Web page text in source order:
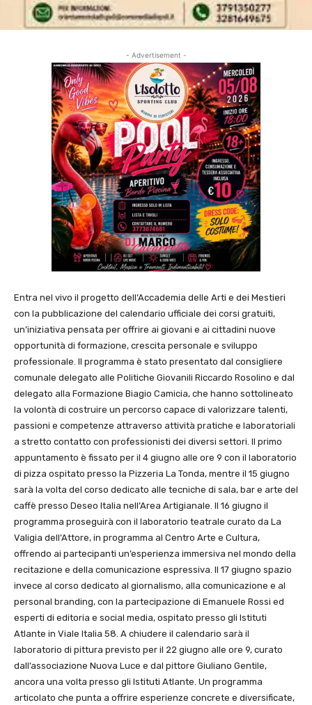
- Advertisement -
Entra nel vivo il progetto dell’Accademia delle Arti e dei Mestieri
con la pubblicazione del calendario ufficiale dei corsi gratuiti,
un’iniziativa pensata per offrire ai giovani e ai cittadini nuove
opportunità di formazione, crescita personale e sviluppo
professionale. Il programma è stato presentato dal consigliere
comunale delegato alle Politiche Giovanili Riccardo Rosolino e dal
delegato alla Formazione Biagio Camicia, che hanno sottolineato
la volontà di costruire un percorso capace di valorizzare talenti,
passioni e competenze attraverso attività pratiche e laboratoriali
a stretto contatto con professionisti dei diversi settori. Il primo
appuntamento è fissato per il 4 giugno alle ore 9 con il laboratorio
di pizza ospitato presso la Pizzeria La Tonda, mentre il 15 giugno
sarà la volta del corso dedicato alle tecniche di sala, bar e arte del
caffè presso Deseo Italia nell’Area Artigianale. Il 16 giugno il
programma proseguirà con il laboratorio teatrale curato da La
Valigia dell’Attore, in programma al Centro Arte e Cultura,
offrendo ai partecipanti un’esperienza immersiva nel mondo della
recitazione e della comunicazione espressiva. Il 17 giugno spazio
invece al corso dedicato al giornalismo, alla comunicazione e al
personal branding, con la partecipazione di Emanuele Rossi ed
esperti di editoria e social media, ospitato presso gli Istituti
Atlante in Viale Italia 58. A chiudere il calendario sarà il
laboratorio di pittura previsto per il 22 giugno alle ore 9, curato
dall’associazione Nuova Luce e dal pittore Giuliano Gentile,
ancora una volta presso gli Istituti Atlante. Un programma
articolato che punta a offrire esperienze concrete e diversificate,